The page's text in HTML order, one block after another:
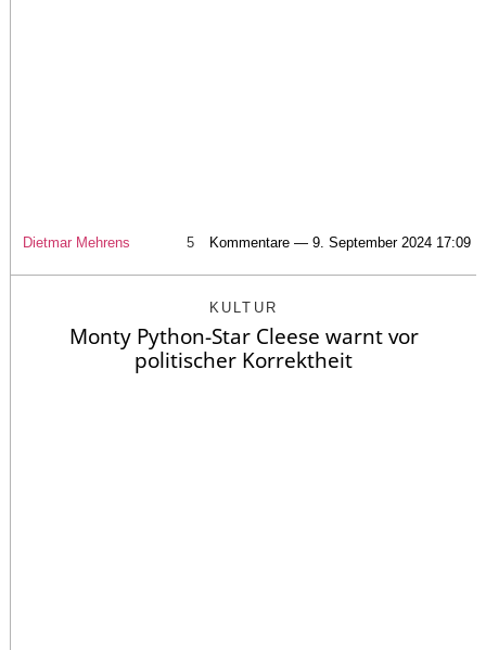
Dietmar Mehrens 5 Kommentare — 9. September 2024 17:09
KULTUR
Monty Python-Star Cleese warnt vor
politischer Korrektheit